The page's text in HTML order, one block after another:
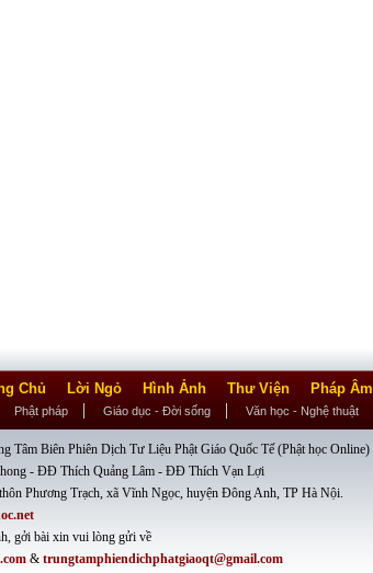
Chủ Lời Ngỏ Hình Ảnh Thư Viện Pháp Âm
Phật pháp Giáo dục - Đời sống Văn học - Nghệ thuật
Tâm Biên Phiên Dịch Tư Liệu Phật Giáo Quốc Tế (Phật học Online)
- ĐĐ Thích Quảng Lâm - ĐĐ Thích Vạn Lợi
Phương Trạch, xã Vĩnh Ngọc, huyện Đông Anh, TP Hà Nội.
gởi bài xin vui lòng gửi về
& trungtamphiendichphatgiaoqt@gmail.com